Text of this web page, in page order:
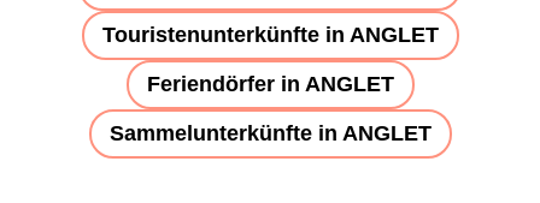
Touristenunterkünfte in ANGLET
Feriendörfer in ANGLET
Sammelunterkünfte in ANGLET